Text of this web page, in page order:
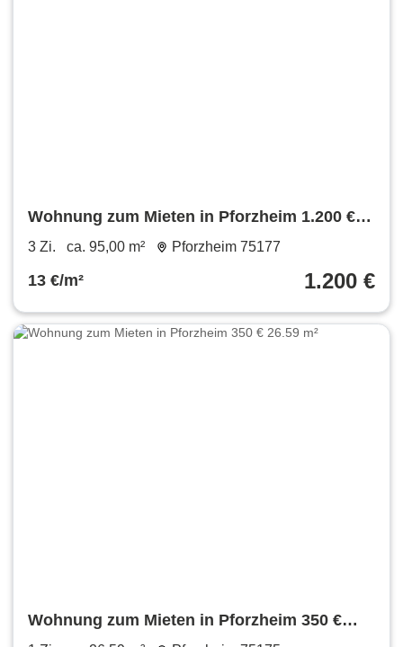
Wohnung zum Mieten in Pforzheim 1.200 €
95 m²
3 Zi. ca. 95,00 m² Pforzheim 75177
13 €/m² 1.200 €
Wohnung zum Mieten in Pforzheim 350 €